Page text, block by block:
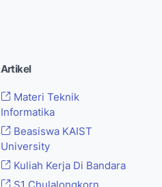
Artikel
Materi Teknik
Informatika
Beasiswa KAIST
University
Kuliah Kerja Di Bandara